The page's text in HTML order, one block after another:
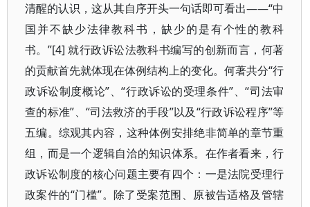
清醒的认识，这从其自序开头一句话即可看出——“中
国并不缺少法律教科书，缺少的是有个性的教科
书。”[4] 就行政诉讼法教科书编写的创新而言，何著
的贡献首先就体现在体例结构上的变化。何著共分“行
政诉讼制度概论”、“行政诉讼的受理条件”、“司法审
查的标准”、“司法救济的手段”以及“行政诉讼程序”等
五编。综观其内容，这种体例安排绝非简单的章节重
组，而是一个逻辑自洽的知识体系。在作者看来，行
政诉讼制度的核心问题主要有四个：一是法院受理行
政案件的“门槛”。除了受案范围、原被告适格及管辖